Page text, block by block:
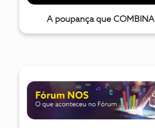
A poupança que COMBINA